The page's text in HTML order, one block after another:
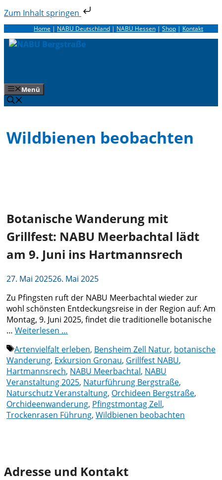
Zum Inhalt springen
Zum
Inhalt
springen
Home | NABU Deutschland | NABU Hessen | Shop | Kontakt
Menü
Wildbienen beobachten
Botanische Wanderung mit
Grillfest: NABU Meerbachtal lädt
am 9. Juni ins Hartmannsrech
27. Mai 202526. Mai 2025
Zu Pfingsten ruft der NABU Meerbachtal wieder zur
wohl schönsten Entdeckungsreise in der Region auf: Am
Montag, 9. Juni 2025, findet die traditionelle botanische
… Weiterlesen …
Schlagwörter
Artenvielfalt erleben, Bensheim Zell Natur, botanische
Wanderung, Exkursion Gronau, Grillfest NABU,
Hartmannsrech, NABU Meerbachtal, NABU
Veranstaltung 2025, Naturführung Bergstraße,
Naturschutz Veranstaltung, Orchideen Bergstraße,
Orchideenwanderung, Pfingstmontag Zell,
Trockenrasen Führung, Wildbienen beobachten
Adresse und Kontakt